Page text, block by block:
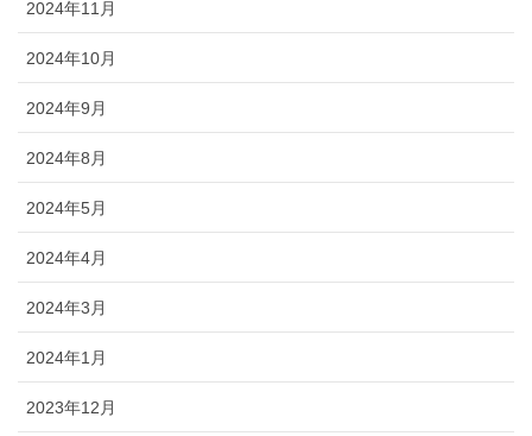
2024年11月
2024年10月
2024年9月
2024年8月
2024年5月
2024年4月
2024年3月
2024年1月
2023年12月